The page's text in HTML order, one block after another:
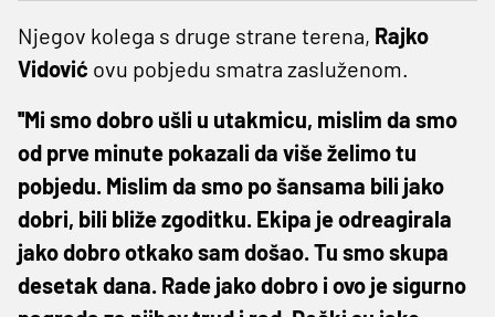
Njegov kolega s druge strane terena, Rajko
Vidović ovu pobjedu smatra zasluženom.
''Mi smo dobro ušli u utakmicu, mislim da smo
od prve minute pokazali da više želimo tu
pobjedu. Mislim da smo po šansama bili jako
dobri, bili bliže zgoditku. Ekipa je odreagirala
jako dobro otkako sam došao. Tu smo skupa
desetak dana. Rade jako dobro i ovo je sigurno